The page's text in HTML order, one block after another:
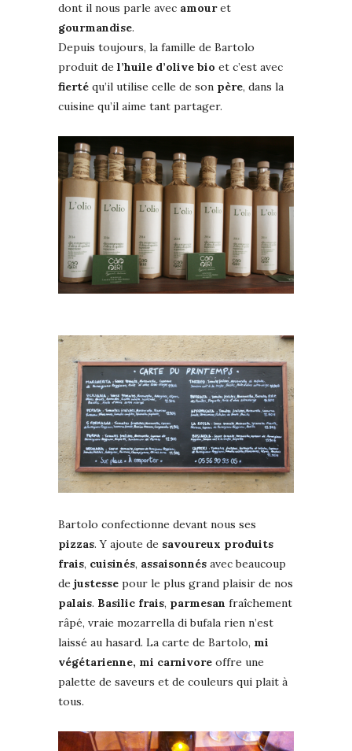
dont il nous parle avec amouret
gourmandise.
Depuis toujours, la famille de Bartolo
produit de l’huile d’olive bio et c’est avec
fierté qu’il utilise celle de son père, dans la
cuisine qu’il aime tant partager.
Bartolo confectionne devant nous ses
pizzas. Y ajoute de savoureux produits
frais, cuisinés, assaisonnés avec beaucoup
de justesse pour le plus grand plaisir de nos
palais. Basilic frais, parmesan fraîchement
râpé, vraie mozarrella di bufala rien n’est
laissé au hasard. La carte de Bartolo, mi
végétarienne, mi carnivore offre une
palette de saveurs et de couleurs qui plait à
tous.